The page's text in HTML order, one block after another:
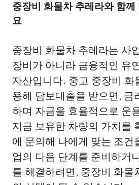
중장비 화물차 추레라와 함께
요
중장비 화물차 추레라는 사
장비가 아니라 금융적인 유
자산입니다. 중고 중장비 화
용해 담보대출을 받으면, 금
하며 자금을 효율적으로 운
지금 보유한 차량의 가치를
에 문의해 나에게 맞는 조건
업의 다음 단계를 준비하거
를 해결하려면, 중장비 화물